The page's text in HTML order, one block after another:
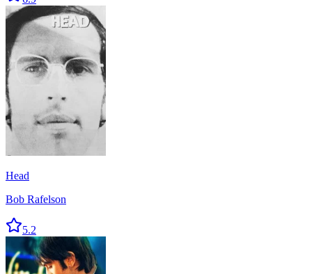
Head
Bob Rafelson
5.2